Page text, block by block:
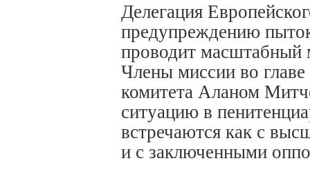
Делегация
предупреждению
проводит масштабный
Члены миссии во главе
комитета Аланом
ситуацию в
встречаются как с
и с заключенными